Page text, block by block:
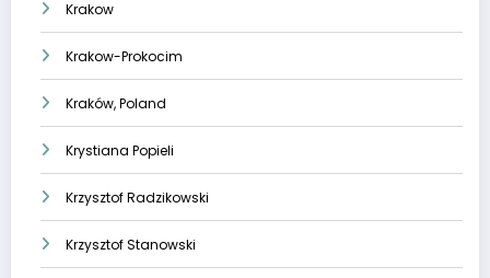
Krakow
Krakow-Prokocim
Kraków, Poland
Krystiana Popieli
Krzysztof Radzikowski
Krzysztof Stanowski